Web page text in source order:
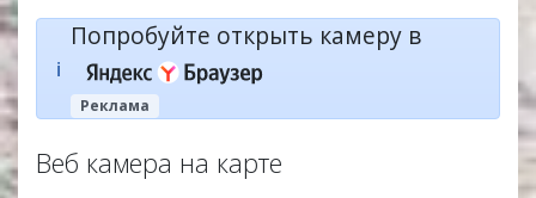
ℹ️
Попробуйте открыть камеру в
Реклама
Веб камера на карте